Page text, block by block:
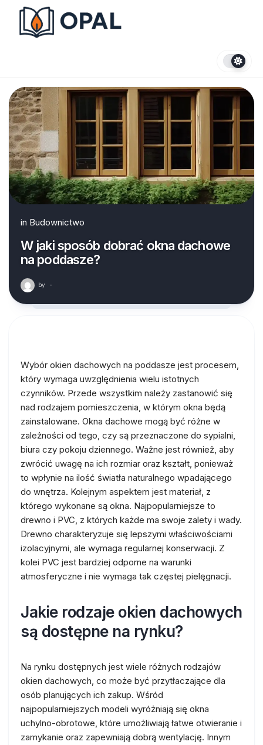
content
in Budownictwo
W jaki sposób dobrać okna dachowe
na poddasze?
by ·
Wybór okien dachowych na poddasze jest procesem,
który wymaga uwzględnienia wielu istotnych
czynników. Przede wszystkim należy zastanowić się
nad rodzajem pomieszczenia, w którym okna będą
zainstalowane. Okna dachowe mogą być różne w
zależności od tego, czy są przeznaczone do sypialni,
biura czy pokoju dziennego. Ważne jest również, aby
zwrócić uwagę na ich rozmiar oraz kształt, ponieważ
to wpłynie na ilość światła naturalnego wpadającego
do wnętrza. Kolejnym aspektem jest materiał, z
którego wykonane są okna. Najpopularniejsze to
drewno i PVC, z których każde ma swoje zalety i wady.
Drewno charakteryzuje się lepszymi właściwościami
izolacyjnymi, ale wymaga regularnej konserwacji. Z
kolei PVC jest bardziej odporne na warunki
atmosferyczne i nie wymaga tak częstej pielęgnacji.
Jakie rodzaje okien dachowych
są dostępne na rynku?
Na rynku dostępnych jest wiele różnych rodzajów
okien dachowych, co może być przytłaczające dla
osób planujących ich zakup. Wśród
najpopularniejszych modeli wyróżniają się okna
uchylno-obrotowe, które umożliwiają łatwe otwieranie i
zamykanie oraz zapewniają dobrą wentylację. Innym